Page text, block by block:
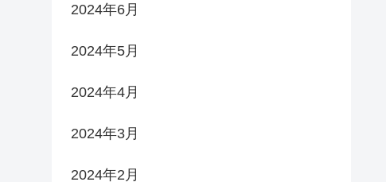
2024年6月
2024年5月
2024年4月
2024年3月
2024年2月